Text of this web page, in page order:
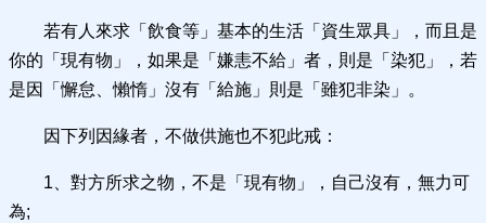
若有人來求「飲食等」基本的生活「資生眾具」，而且是
你的「現有物」，如果是「嫌恚不給」者，則是「染犯」，若
是因「懈怠、懶惰」沒有「給施」則是「雖犯非染」。
因下列因緣者，不做供施也不犯此戒：
1、對方所求之物，不是「現有物」，自己沒有，無力可
為;